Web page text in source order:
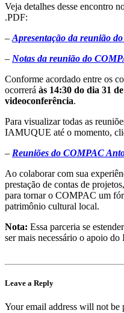
Veja detalhes desse encontro
.PDF:
– Apresentação da reunião
– Notas da reunião do
Conforme acordado entre os
ocorrerá às 14:30 do dia 31
videoconferência.
Para visualizar todas as
IAMUQUE até o momento,
– Reuniões do COMPAC
Ao colaborar com sua
prestação de contas de
para tornar o COMPAC um
patrimônio cultural local.
Nota: Essa parceria se
ser mais necessário o apoio
Leave a Reply
Your email address will not be